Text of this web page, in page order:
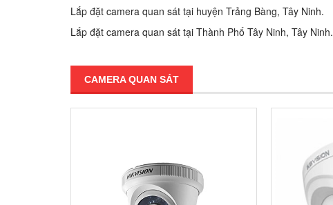
Lắp đặt camera quan sát tại huyện Trảng Bàng, Tây Ninh.
Lắp đặt camera quan sát tại Thành Phố Tây Ninh, Tây Ninh.
CAMERA QUAN SÁT